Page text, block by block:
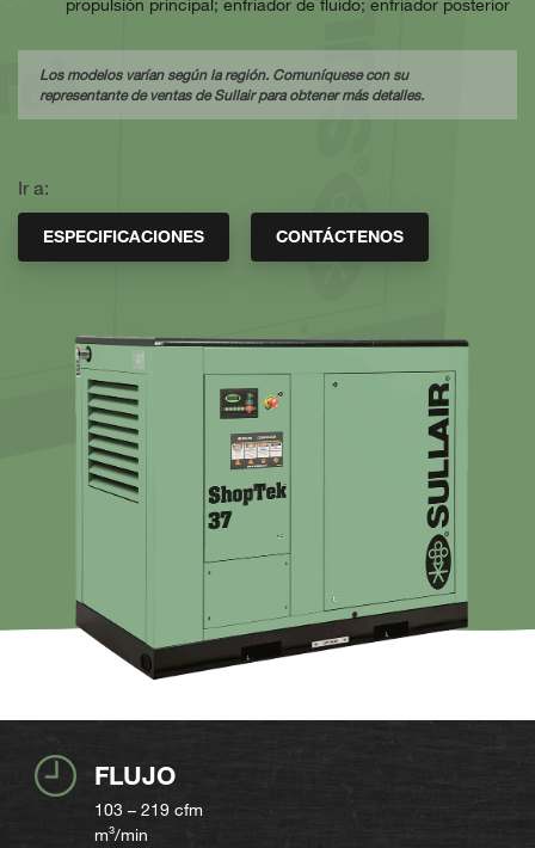
propulsión principal; enfriador de fluido; enfriador posterior
Los modelos varían según la región. Comuníquese con su
representante de ventas de Sullair para obtener más detalles.
Ir a:
ESPECIFICACIONES CONTÁCTENOS
FLUJO
103 – 219 cfm
m³/min